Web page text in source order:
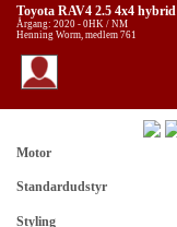
Toyota RAV4 2.5 4x4 hybrid
Årgang: 2020 - 0HK / NM
Henning Worm, medlem 761
Motor
Standardudstyr
Styling